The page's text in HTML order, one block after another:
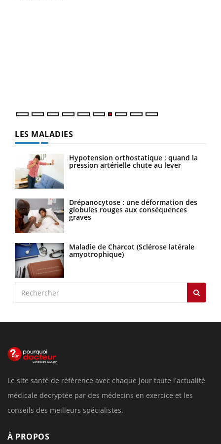
LES MALADIES
Hypotension orthostatique : quand la
pression artérielle chute au lever
Drépanocytose : une déformation des
globules rouges aux conséquences
graves
Maladie de Charcot (Sclérose latérale
amyotrophique)
Le site santé de référence avec chaque jour toute l'actualité
médicale decryptée par des médecins en exercice et les
conseils des meilleurs spécialistes.
À PROPOS